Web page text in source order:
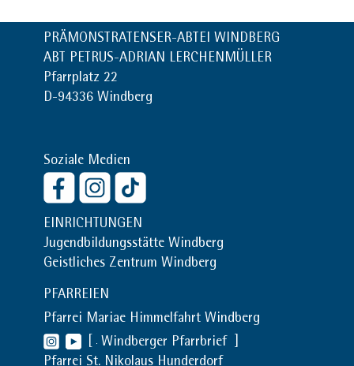
PRÄMONSTRATENSER-ABTEI WINDBERG
ABT PETRUS-ADRIAN LERCHENMÜLLER
Pfarrplatz 22
D-94336 Windberg
Soziale Medien
EINRICHTUNGEN
Jugendbildungsstätte Windberg
Geistliches Zentrum Windberg
PFARREIEN
Pfarrei Mariae Himmelfahrt Windberg
Windberger Pfarrbrief
Pfarrei St. Nikolaus Hunderdorf